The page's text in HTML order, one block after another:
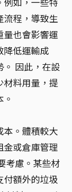
流程，導致生
量也會影響運
降低運輸成
因此，在設
材料用量，提
本。體積較大
金或倉庫管理
考慮。某些材
付額外的垃圾